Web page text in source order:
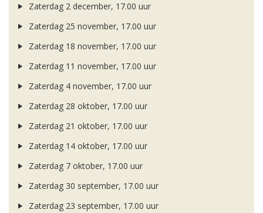
Zaterdag 2 december, 17.00 uur
Zaterdag 25 november, 17.00 uur
Zaterdag 18 november, 17.00 uur
Zaterdag 11 november, 17.00 uur
Zaterdag 4 november, 17.00 uur
Zaterdag 28 oktober, 17.00 uur
Zaterdag 21 oktober, 17.00 uur
Zaterdag 14 oktober, 17.00 uur
Zaterdag 7 oktober, 17.00 uur
Zaterdag 30 september, 17.00 uur
Zaterdag 23 september, 17.00 uur